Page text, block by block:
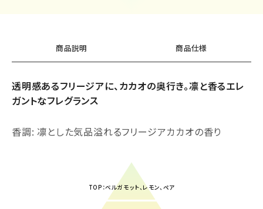
商品説明 商品仕様
透明感あるフリージアに、カカオの奥行き。凛と香るエレ
ガントなフレグランス
香調: 凛とした気品溢れるフリージアカカオの香り
TOP：ベルガモット、レモン、ペア